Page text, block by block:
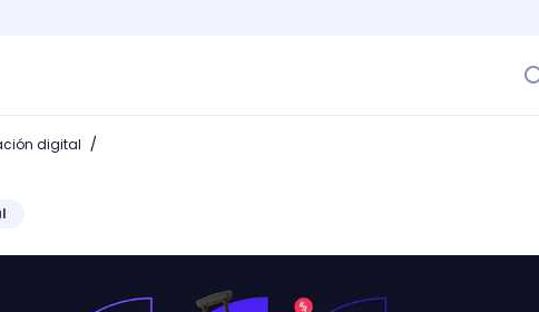
digital /
completa para triunfar